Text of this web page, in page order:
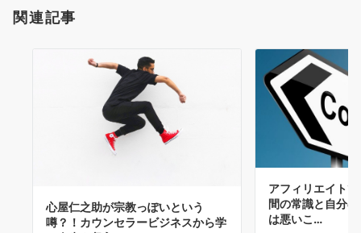
ン
関連記事
心屋仁之助が宗教っぽいという
噂？！カウンセラービジネスから学
アフィリエイト
間の常識と自分
は悪いこ…